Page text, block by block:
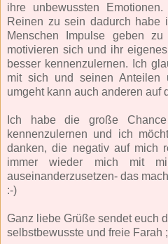
ihre unbewussten
Reinen zu sein dadurch habe
Menschen Impulse geben
motivieren sich und ihr
besser kennenzulernen. Ich
mit sich und seinen Anteilen
umgeht kann auch anderen auf
Ich habe die große
kennenzulernen und ich
danken, die negativ auf mich
immer wieder mich mit
auseinanderzusetzen- das
:-)
Ganz liebe Grüße sendet euch
selbstbewusste und freie Farah